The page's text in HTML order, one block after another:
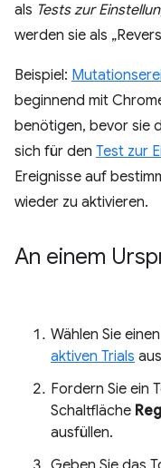
als Tests zur
werden sie als
Beispiel:
beginnend mit
benötigen, bevor sie
sich für den Test zur
Ereignisse auf
wieder zu aktivieren.
An einem
Wählen Sie
aktiven Trials
Fordern Sie ein
Schaltfläche
ausfüllen.